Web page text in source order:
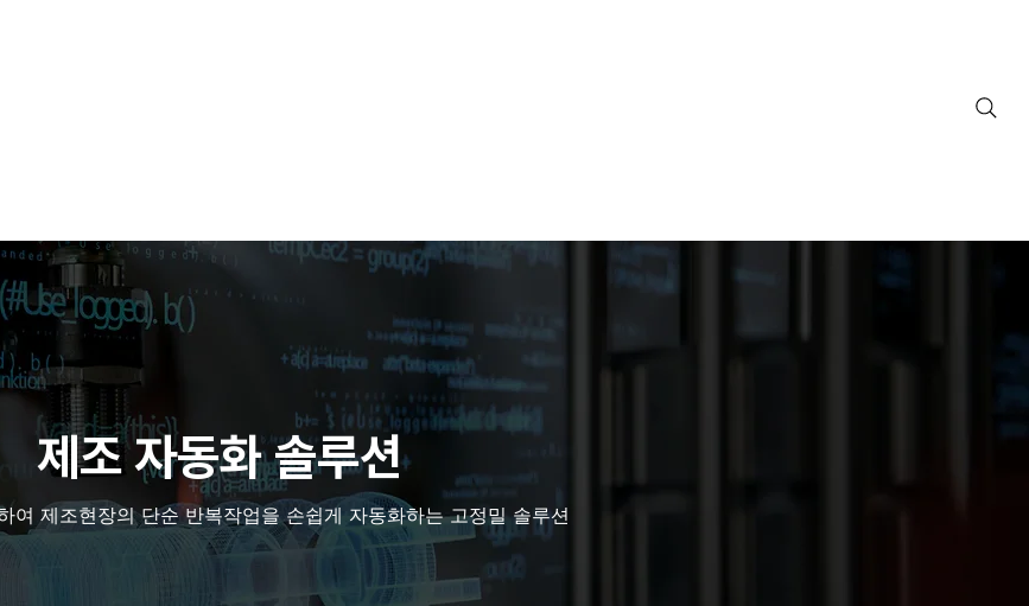
​제조 자동화 솔루션
여 제조현장의 단순 반복작업을 손쉽게 자동화하는 고정밀 솔루션